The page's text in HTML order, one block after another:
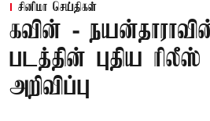
சினிமா செய்திகள்
கவின் -
படத்தின் புதிய ரிலீஸ்
அறிவிப்பு